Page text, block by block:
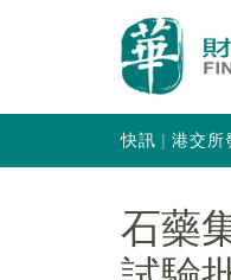
快訊 港交所
石藥